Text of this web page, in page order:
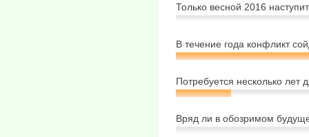
Только весной 2016
В течение года конфликт
Потребуется несколько лет
Вряд ли в обозримом